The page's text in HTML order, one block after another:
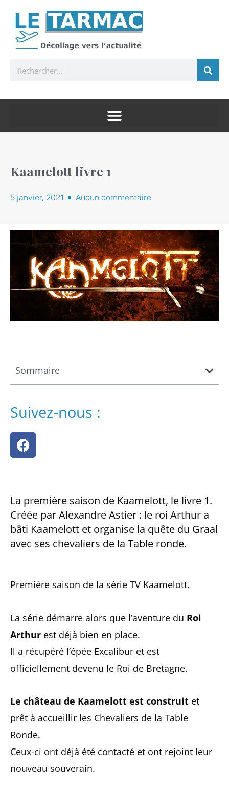
Rechercher
Kaamelott livre 1
5 janvier, 2021 Aucun commentaire
La première saison de Kaamelott, le livre 1.
Créée par Alexandre Astier : le roi Arthur a
bâti Kaamelott et organise la quête du Graal
avec ses chevaliers de la Table ronde.
Première saison de la série TV Kaamelott.
La série démarre alors que l’aventure du Roi
Arthur est déjà bien en place.
Il a récupéré l’épée Excalibur et est
officiellement devenu le Roi de Bretagne.
Le château de Kaamelott est construit et
prêt à accueillir les Chevaliers de la Table
Ronde.
Ceux-ci ont déjà été contacté et ont rejoint leur
nouveau souverain.
Sommaire
Suivez-nous :
F
a
c
o
o
k